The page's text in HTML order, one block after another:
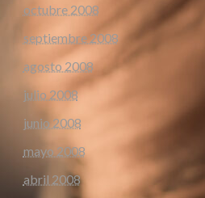
octubre 2008
septiembre 2008
agosto 2008
julio 2008
junio 2008
mayo 2008
abril 2008